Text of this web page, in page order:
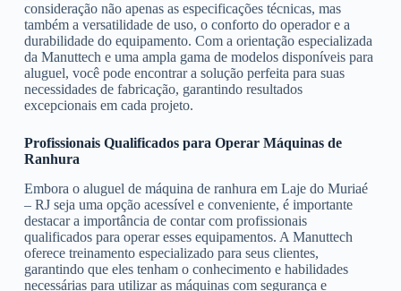
consideração não apenas as especificações técnicas, mas
também a versatilidade de uso, o conforto do operador e a
durabilidade do equipamento. Com a orientação especializada
da Manuttech e uma ampla gama de modelos disponíveis para
aluguel, você pode encontrar a solução perfeita para suas
necessidades de fabricação, garantindo resultados
excepcionais em cada projeto.
Profissionais Qualificados para Operar Máquinas de
Ranhura
Embora o aluguel de máquina de ranhura em Laje do Muriaé
– RJ seja uma opção acessível e conveniente, é importante
destacar a importância de contar com profissionais
qualificados para operar esses equipamentos. A Manuttech
oferece treinamento especializado para seus clientes,
garantindo que eles tenham o conhecimento e habilidades
necessárias para utilizar as máquinas com segurança e